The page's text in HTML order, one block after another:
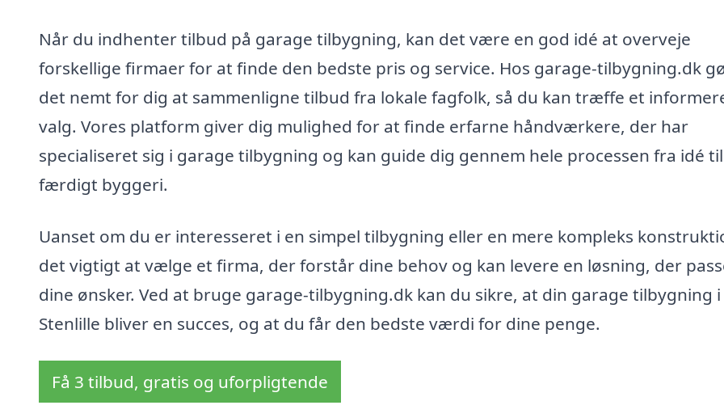
Når du indhenter tilbud på garage tilbygning, kan det være en god idé at overveje
forskellige firmaer for at finde den bedste pris og service. Hos garage-tilbygning.dk
det nemt for dig at sammenligne tilbud fra lokale fagfolk, så du kan træffe et
valg. Vores platform giver dig mulighed for at finde erfarne håndværkere, der har
specialiseret sig i garage tilbygning og kan guide dig gennem hele processen fra idé til
færdigt byggeri.
Uanset om du er interesseret i en simpel tilbygning eller en mere kompleks
det vigtigt at vælge et firma, der forstår dine behov og kan levere en løsning, der
dine ønsker. Ved at bruge garage-tilbygning.dk kan du sikre, at din garage tilbygning i
Stenlille bliver en succes, og at du får den bedste værdi for dine penge.
Få 3 tilbud, gratis og uforpligtende